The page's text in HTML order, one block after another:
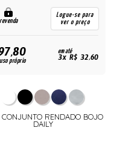
Logue-se para
ver o preço
próprio
em até
3x R$ 32,60
CONJUNTO RENDADO BOJO
DAILY